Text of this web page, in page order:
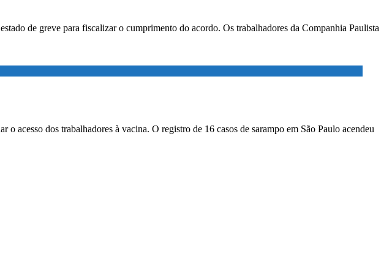
de greve para fiscalizar o cumprimento do acordo. Os trabalhadores da Companhia Paulista
acesso dos trabalhadores à vacina. O registro de 16 casos de sarampo em São Paulo acendeu